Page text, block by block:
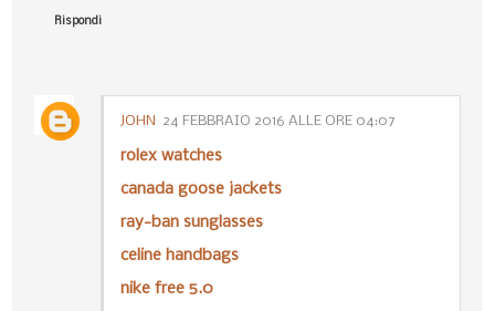
Rispondi
JOHN 24 FEBBRAIO 2016 ALLE ORE 04:07
rolex watches
canada goose jackets
ray-ban sunglasses
celine handbags
nike free 5.0